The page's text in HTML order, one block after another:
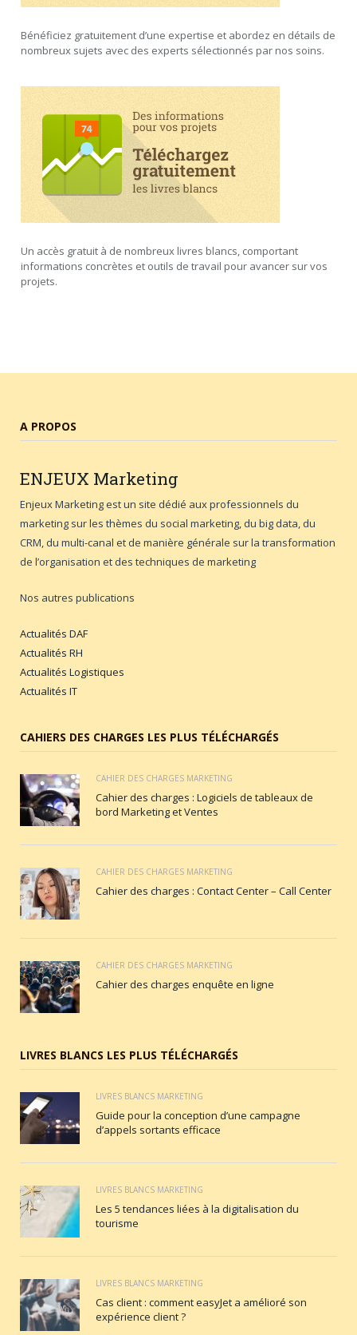
Bénéficiez gratuitement d’une expertise et abordez en détails de
nombreux sujets avec des experts sélectionnés par nos soins.
Un accès gratuit à de nombreux livres blancs, comportant
informations concrètes et outils de travail pour avancer sur vos
projets.
A PROPOS
ENJEUX Marketing
Enjeux Marketing est un site dédié aux professionnels du
marketing sur les thèmes du social marketing, du big data, du
CRM, du multi-canal et de manière générale sur la transformation
de l’organisation et des techniques de marketing
Nos autres publications
Actualités DAF
Actualités RH
Actualités Logistiques
Actualités IT
CAHIERS DES CHARGES LES PLUS TÉLÉCHARGÉS
CAHIER DES CHARGES MARKETING
Cahier des charges : Logiciels de tableaux de
bord Marketing et Ventes
CAHIER DES CHARGES MARKETING
Cahier des charges : Contact Center – Call Center
CAHIER DES CHARGES MARKETING
Cahier des charges enquête en ligne
LIVRES BLANCS LES PLUS TÉLÉCHARGÉS
LIVRES BLANCS MARKETING
Guide pour la conception d’une campagne
d’appels sortants efficace
LIVRES BLANCS MARKETING
Les 5 tendances liées à la digitalisation du
tourisme
LIVRES BLANCS MARKETING
Cas client : comment easyJet a amélioré son
expérience client ?